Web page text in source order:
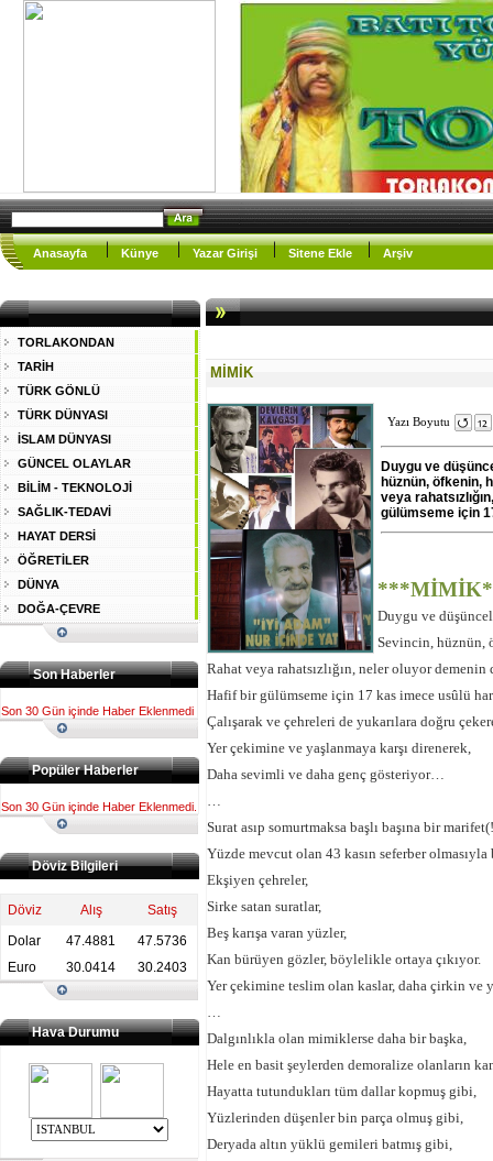
Anasayfa Künye Yazar Girişi Sitene Ekle Arşiv
MİMİK
Yazı Boyutu
Duygu ve
hüznün, öfkenin,
veya
gülümseme için
Duygu ve
Sevincin, hüznün,
Rahat veya rahatsızlığın, neler oluyor
Hafif bir gülümseme için 17 kas imece usûlü
Çalışarak ve çehreleri de yukarılara doğru
Yer çekimine ve yaşlanmaya karşı direnerek,
Daha sevimli ve daha genç gösteriyor…
…
Surat asıp somurtmaksa başlı başına bir
Yüzde mevcut olan 43 kasın seferber
Ekşiyen çehreler,
Sirke satan suratlar,
Beş karışa varan yüzler,
Kan bürüyen gözler, böylelikle ortaya çıkıyor.
Yer çekimine teslim olan kaslar, daha çirkin ve
…
Dalgınlıkla olan mimiklerse daha bir başka,
Hele en basit şeylerden demoralize olanların
Hayatta tutundukları tüm dallar kopmuş gibi,
Yüzlerinden düşenler bin parça olmuş gibi,
Deryada altın yüklü gemileri batmış gibi,
TORLAKONDAN
TARİH
TÜRK GÖNLÜ
TÜRK DÜNYASI
İSLAM DÜNYASI
GÜNCEL OLAYLAR
BİLİM - TEKNOLOJİ
SAĞLIK-TEDAVİ
HAYAT DERSİ
ÖĞRETİLER
DÜNYA
DOĞA-ÇEVRE
Son Haberler
Son 30 Gün içinde Haber Eklenmedi
Popüler Haberler
Son 30 Gün içinde Haber Eklenmedi.
Döviz Bilgileri
Döviz Alış
Satış
Dolar
47.4881
47.5736
Euro
30.0414 30.2403
Hava Durumu